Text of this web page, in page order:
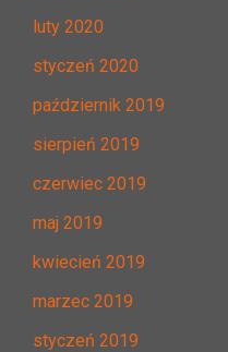
luty 2020
styczeń 2020
październik 2019
sierpień 2019
czerwiec 2019
maj 2019
kwiecień 2019
marzec 2019
styczeń 2019